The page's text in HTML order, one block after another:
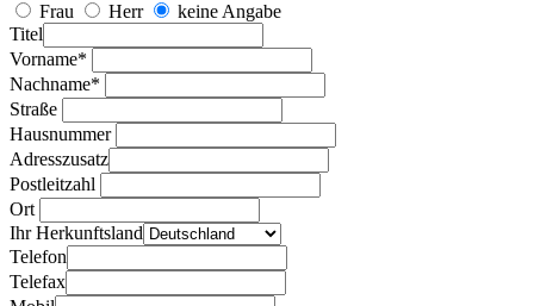
Frau
Herr
keine Angabe
Titel
Vorname*
Nachname*
Straße
Hausnummer
Adresszusatz
Postleitzahl
Ort
Ihr Herkunftsland
Telefon
Telefax